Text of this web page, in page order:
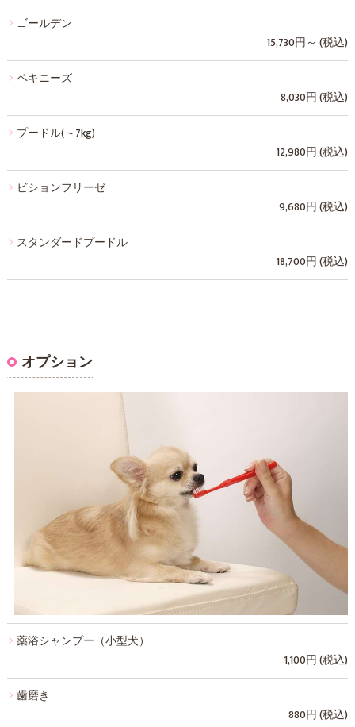
ゴールデン
15,730円～ (税込)
ペキニーズ
8,030円 (税込)
プードル(～7kg)
12,980円 (税込)
ビションフリーゼ
9,680円 (税込)
スタンダードプードル
18,700円 (税込)
オプション
薬浴シャンプー（小型犬）
1,100円 (税込)
歯磨き
880円 (税込)